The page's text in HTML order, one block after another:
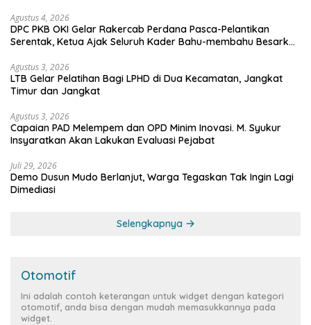
Agustus 4, 2026
DPC PKB OKI Gelar Rakercab Perdana Pasca-Pelantikan
Serentak, Ketua Ajak Seluruh Kader Bahu-membahu Besarkan
Agustus 3, 2026
LTB Gelar Pelatihan Bagi LPHD di Dua Kecamatan, Jangkat
Timur dan Jangkat
Agustus 3, 2026
Capaian PAD Melempem dan OPD Minim Inovasi. M. Syukur
Insyaratkan Akan Lakukan Evaluasi Pejabat
Juli 29, 2026
Demo Dusun Mudo Berlanjut, Warga Tegaskan Tak Ingin Lagi
Dimediasi
Selengkapnya
Otomotif
Ini adalah contoh keterangan untuk widget dengan kategori
otomotif, anda bisa dengan mudah memasukkannya pada
widget.